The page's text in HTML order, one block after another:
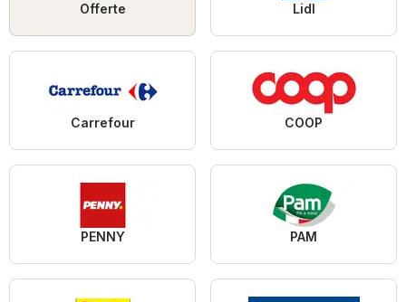
Offerte Lidl
Carrefour COOP
PENNY PAM